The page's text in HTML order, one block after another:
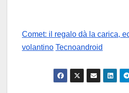
Comet: il regalo dà la carica,
volantino Tecnoandroid